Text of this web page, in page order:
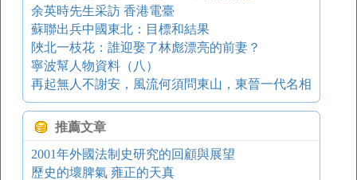
余英時先生采訪 香港電臺
蘇聯出兵中國東北：目標和結果
陜北一枝花：誰迎娶了林彪漂亮的前妻？
寧波幫人物資料（八）
再起無人不謝安，風流何須問東山，東晉一代名相
推薦文章
2001年外國法制史研究的回顧與展望
歷史的壞脾氣 雍正的天真